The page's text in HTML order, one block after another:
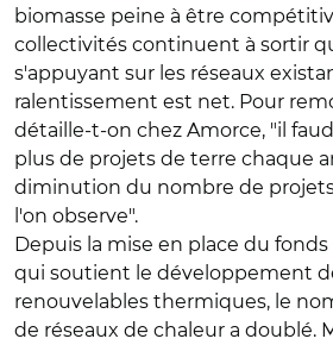
biomasse peine à être
collectivités continuent à sortir
s'appuyant sur les réseaux
ralentissement est net. Pour
détaille-t-on chez Amorce, "il
plus de projets de terre chaque
diminution du nombre de
l'on observe".
Depuis la mise en place du
qui soutient le développement
renouvelables thermiques, le
de réseaux de chaleur a doublé.